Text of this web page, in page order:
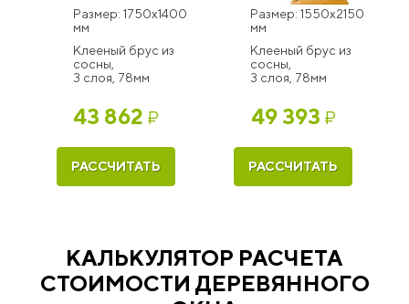
Размер: 1750x1400
мм
Клееный брус из
сосны,
3 слоя, 78мм
43 862 ₽
РАССЧИТАТЬ
Размер: 1550x2150
мм
Клееный брус из
сосны,
3 слоя, 78мм
49 393 ₽
РАССЧИТАТЬ
КАЛЬКУЛЯТОР РАСЧЕТА
СТОИМОСТИ ДЕРЕВЯННОГО